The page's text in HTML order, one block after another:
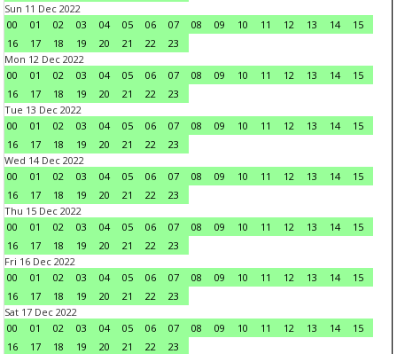
Sun 11 Dec 2022
00
01 02 03 04 05 06 07 08 09 10 11 12 13 14
15
16
17 18 19 20 21 22
23
Mon 12 Dec 2022
00
01 02 03 04 05 06 07 08 09 10 11 12 13 14
15
16
17 18 19 20 21 22
23
Tue 13 Dec 2022
00
01 02 03 04 05 06 07 08 09 10 11 12 13 14
15
16
17 18 19 20 21 22
23
Wed 14 Dec 2022
00
01 02 03 04 05 06 07 08 09 10 11 12 13 14
15
16
17 18 19 20 21 22
23
Thu 15 Dec 2022
00
01 02 03 04 05 06 07 08 09 10 11 12 13 14
15
16
17 18 19 20 21 22
23
Fri 16 Dec 2022
00
01 02 03 04 05 06 07 08 09 10 11 12 13 14
15
16
17 18 19 20 21 22
23
Sat 17 Dec 2022
00
01 02 03 04 05 06 07 08 09 10 11 12 13 14
15
16
17 18 19 20 21 22
23